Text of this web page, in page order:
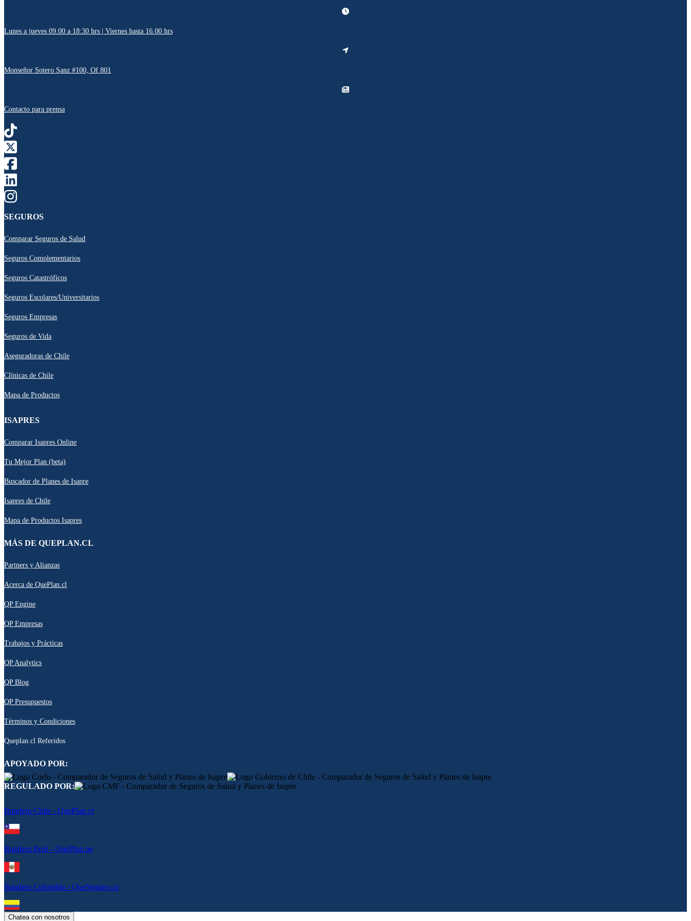
Lunes a jueves 09.00 a 18:30 hrs | Viernes hasta 16.00 hrs
Monseñor Sotero Sanz #100, Of 801
Contacto para prensa
SEGUROS
Comparar Seguros de Salud
Seguros Complementarios
Seguros Catastróficos
Seguros Escolares/Universitarios
Seguros Empresas
Seguros de Vida
Aseguradoras de Chile
Clínicas de Chile
Mapa de Productos
ISAPRES
Comparar Isapres Online
Tu Mejor Plan (beta)
Buscador de Planes de Isapre
Isapres de Chile
Mapa de Productos Isapres
MÁS DE QUEPLAN.CL
Partners y Alianzas
Acerca de QuePlan.cl
QP Engine
QP Empresas
Trabajos y Prácticas
QP Analytics
QP Blog
QP Presupuestos
Términos y Condiciones
Queplan.cl Referidos
APOYADO POR:
REGULADO POR:
Bandera Chile - QuePlan.cl
Bandera Perú - QuePlan.pe
Bandera Colombia - QueSeguro.co
Chatea con nosotros